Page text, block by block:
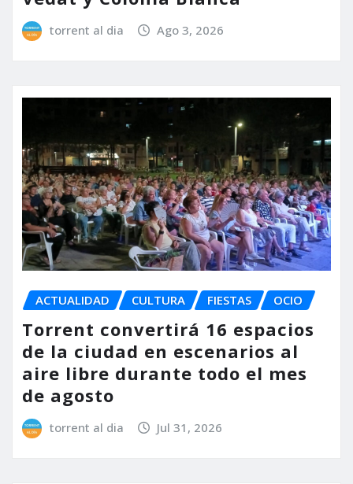
torrent al dia Ago 3, 2026
ACTUALIDAD CULTURA FIESTAS OCIO
Torrent convertirá 16 espacios
de la ciudad en escenarios al
aire libre durante todo el mes
de agosto
torrent al dia Jul 31, 2026